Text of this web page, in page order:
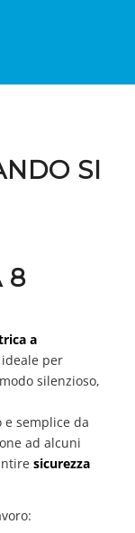
SI
8
a
per
silenzioso,
semplice da
ad alcuni
sicurezza